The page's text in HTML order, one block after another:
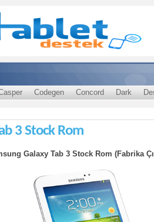
Codegen Concord Dark
3 Stock Rom
Galaxy Tab 3 Stock Rom (Fabrika